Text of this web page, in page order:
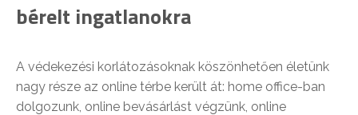
bérelt ingatlanokra
A védekezési korlátozásoknak köszönhetően életünk
nagy része az online térbe került át: home office-ban
dolgozunk, online bevásárlást végzünk, online